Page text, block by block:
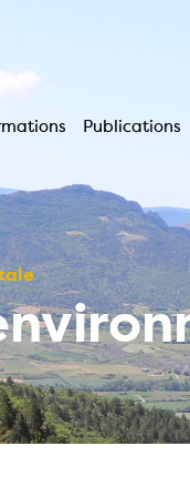
Publications